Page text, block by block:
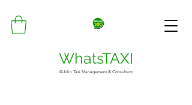
WhatsTAXI
©Jolin Taxi Management & Consultant